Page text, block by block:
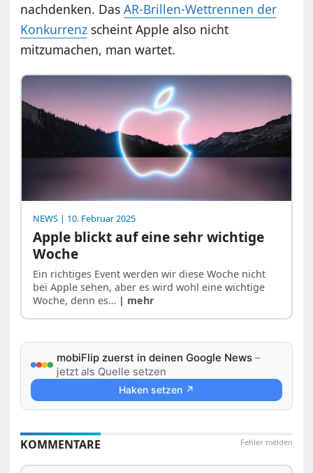
nachdenken. DasAR-Brillen-Wettrennen der
Konkurrenz scheint Apple also nicht
mitzumachen, man wartet.
NEWS | 10. Februar 2025
Apple blickt auf eine sehr wichtige
Woche
Ein richtiges Event werden wir diese Woche nicht
bei Apple sehen, aber es wird wohl eine wichtige
Woche, denn es… | mehr
mobiFlip zuerst in deinen Google News –
jetzt als Quelle setzen
Haken setzen ↗
Fehler melden
KOMMENTARE